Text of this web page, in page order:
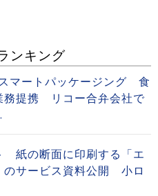
ンキング
マートパッケージング 食
務提携 リコー合弁会社で
紙の断面に印刷する「エ
のサービス資料公開 小ロ